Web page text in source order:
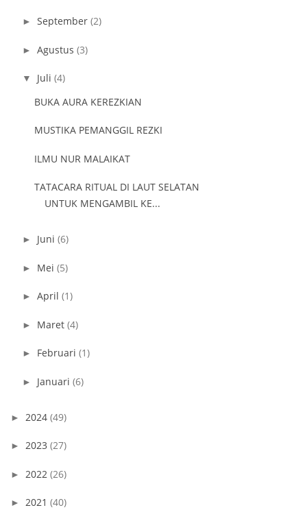
► September (2)
► Agustus (3)
▼ Juli (4)
BUKA AURA KEREZKIAN
MUSTIKA PEMANGGIL REZKI
ILMU NUR MALAIKAT
TATACARA RITUAL DI LAUT SELATAN
UNTUK MENGAMBIL KE...
► Juni (6)
► Mei (5)
► April (1)
► Maret (4)
► Februari (1)
► Januari (6)
► 2024 (49)
► 2023 (27)
► 2022 (26)
► 2021 (40)